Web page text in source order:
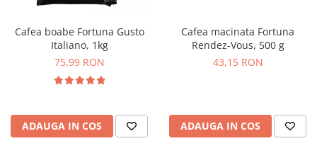
Cafea boabe Fortuna Gusto
Italiano, 1kg
75,99 RON
ADAUGA IN COS
Cafea macinata Fortuna
Rendez-Vous, 500 g
43,15 RON
ADAUGA IN COS